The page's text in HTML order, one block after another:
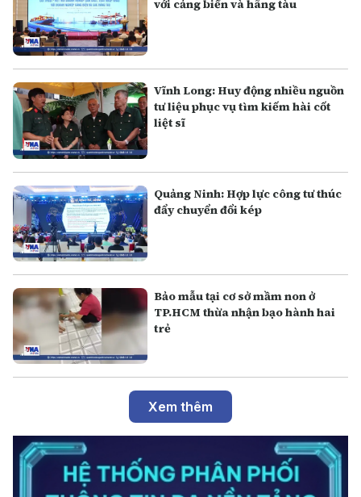
với cảng biển và hãng tàu
Vĩnh Long: Huy động nhiều nguồn
tư liệu phục vụ tìm kiếm hài cốt
liệt sĩ
Quảng Ninh: Hợp lực công tư thúc
đẩy chuyển đổi kép
Bảo mẫu tại cơ sở mầm non ở
TP.HCM thừa nhận bạo hành hai
trẻ
Xem thêm